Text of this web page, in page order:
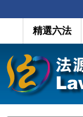
精選六法